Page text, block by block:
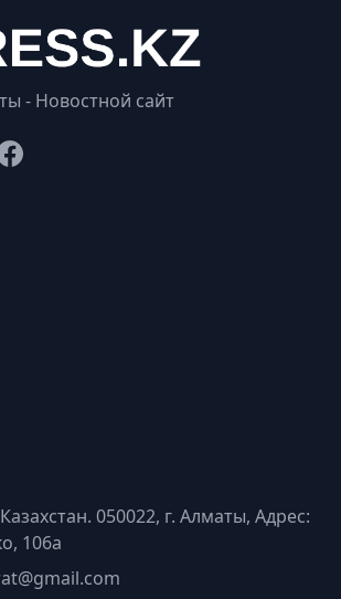
- Новостной сайт
050022, г. Алматы, Адрес:
106а